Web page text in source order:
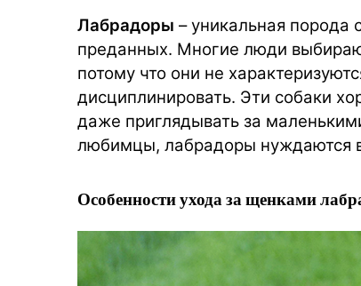
Лабрадоры – уникальная порода
преданных. Многие люди
потому что они не
дисциплинировать. Эти собаки
даже приглядывать за
любимцы, лабрадоры нуждаются
Особенности ухода за щенками